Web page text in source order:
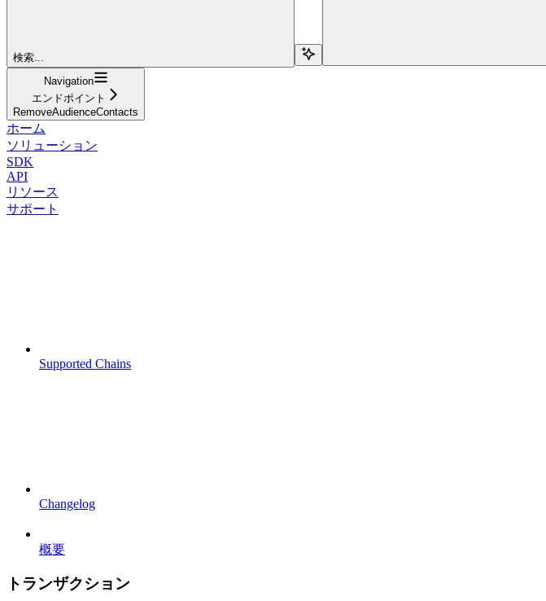
検索...
Navigation
エンドポイント
RemoveAudienceContacts
ホーム
ソリューション
SDK
API
リソース
サポート
Supported Chains
Changelog
概要
トランザクション